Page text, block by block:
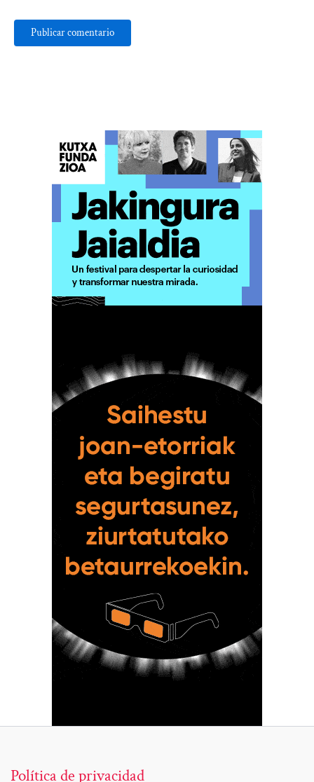
Política de privacidad